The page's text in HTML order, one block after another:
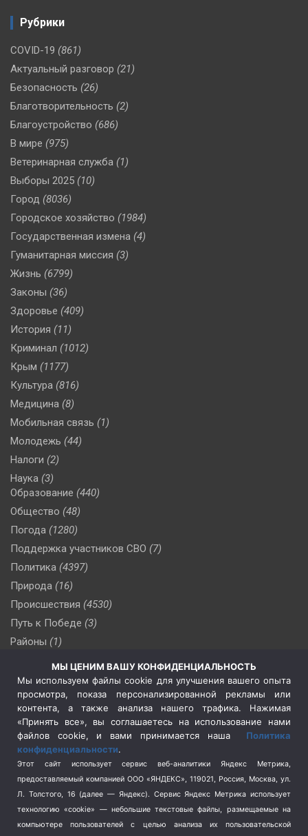
Рубрики
COVID-19 (861)
Актуальный разговор (21)
Безопасность (26)
Благотворительность (2)
Благоустройство (686)
В мире (975)
Ветеринарная служба (1)
Выборы 2025 (10)
Город (8036)
Городское хозяйство (1984)
Государственная измена (4)
Гуманитарная миссия (3)
Жизнь (6799)
Законы (36)
Здоровье (409)
История (11)
Криминал (1012)
Крым (1177)
Культура (816)
Медицина (8)
Мобильная связь (1)
Молодежь (44)
Налоги (2)
Наука (3)
Образование (440)
Общество (48)
Погода (1280)
Поддержка участников СВО (7)
Политика (4397)
Природа (16)
Происшествия (4530)
Путь к Победе (3)
Районы (1)
(510)
Сельское хозяйство (3)
Социальная политика
(3)
Спецоперация в Украине
Спецоперация на Украине
(404)
Спорт (740)
Терроризм (1)
Транспорт (262)
Туризм (178)
МЫ ЦЕНИМ ВАШУ КОНФИДЕНЦИАЛЬНОСТЬ
Мы используем файлы cookie для улучшения вашего опыта
просмотра, показа персонализированной рекламы или
контента, а также анализа нашего трафика. Нажимая
«Принять все», вы соглашаетесь на использование нами
файлов cookie, и вами принимается наша Политика
конфиденциальности.
Этот сайт использует сервис веб-аналитики Яндекс Метрика,
предоставляемый компанией ООО «ЯНДЕКС», 119021, Россия, Москва, ул.
Л. Толстого, 16 (далее — Яндекс). Сервис Яндекс Метрика использует
технологию «cookie» — небольшие текстовые файлы, размещаемые на
компьютере пользователей с целью анализа их пользовательской